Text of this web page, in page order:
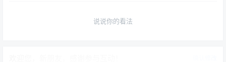
很小的应用程序却因为携带了操作系统而变得非常大，很
说说你的看法